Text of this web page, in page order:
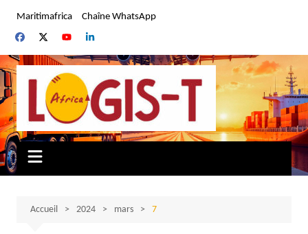
contenu
Maritimafrica Chaîne WhatsApp
Accueil 2024 mars 7